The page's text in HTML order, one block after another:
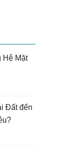
Hệ Mặt
Đất đến